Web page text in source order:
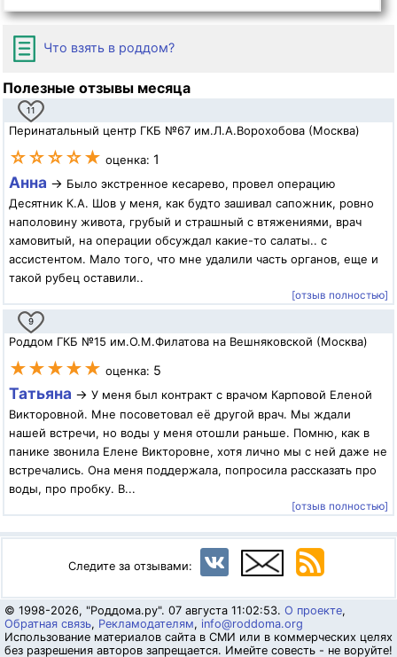
Что взять в роддом?
Полезные отзывы месяца
11
Перинатальный центр ГКБ №67 им.Л.А.Ворохобова (Москва)
☆☆☆☆★ оценка: 1
Анна → Было экстренное кесарево, провел операцию
Десятник К.А. Шов у меня, как будто зашивал сапожник, ровно
наполовину живота, грубый и страшный с втяжениями, врач
хамовитый, на операции обсуждал какие-то салаты.. с
ассистентом. Мало того, что мне удалили часть органов, еще и
такой рубец оставили..
[отзыв полностью]
9
Роддом ГКБ №15 им.О.М.Филатова на Вешняковской (Москва)
★★★★★ оценка: 5
Татьяна → У меня был контракт с врачом Карповой Еленой
Викторовной. Мне посоветовал её другой врач. Мы ждали
нашей встречи, но воды у меня отошли раньше. Помню, как в
панике звонила Елене Викторовне, хотя лично мы с ней даже не
встречались. Она меня поддержала, попросила рассказать про
воды, про пробку. В...
[отзыв полностью]
Следите за отзывами:
© 1998-2026, "Роддома.ру". 07 августа 11:02:53. О проекте,
Обратная связь, Рекламодателям, info@roddoma.org
Использование материалов сайта в СМИ или в коммерческих целях
без разрешения авторов запрещается. Имейте совесть - не воруйте!